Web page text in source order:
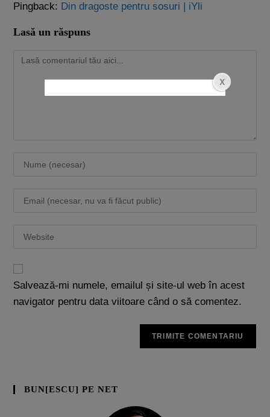
Pingback: Din dragoste pentru sosuri | iYli
Lasă un răspuns
Salvează-mi numele, emailul și site-ul web în acest
navigator pentru data viitoare când o să comentez.
BUN[ESCU] PE NET